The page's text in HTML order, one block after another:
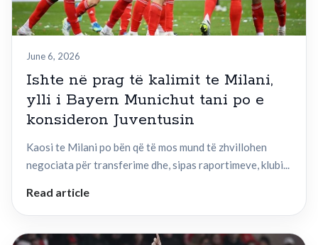
June 6, 2026
Ishte në prag të kalimit te Milani,
ylli i Bayern Munichut tani po e
konsideron Juventusin
Kaosi te Milani po bën që të mos mund të zhvillohen
negociata për transferime dhe, sipas raportimeve, klubi...
Read article